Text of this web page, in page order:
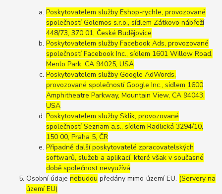
Poskytovatelem služby Eshop-rychle, provozované
společností Golemos s.r.o., sídlem Zátkovo nábřeží
448/73, 370 01, České Budějovice
Poskytovatelem služby Facebook Ads, provozované
společností Facebook Inc., sídlem 1601 Willow Road,
Menlo Park, CA 94025, USA
Poskytovatelem služby Google AdWords,
provozované společností Google Inc., sídlem 1600
Amphitheatre Parkway, Mountain View, CA 94043,
USA
Poskytovatelem služby Sklik, provozované
společností Seznam a.s., sídlem Radlická 3294/10,
150 00, Praha 5, ČR
Případně další poskytovatelé zpracovatelských
softwarů, služeb a aplikací, které však v současné
době společnost nevyužívá
Osobní údajenebudou předány mimo území EU. (Servery na
území EU)